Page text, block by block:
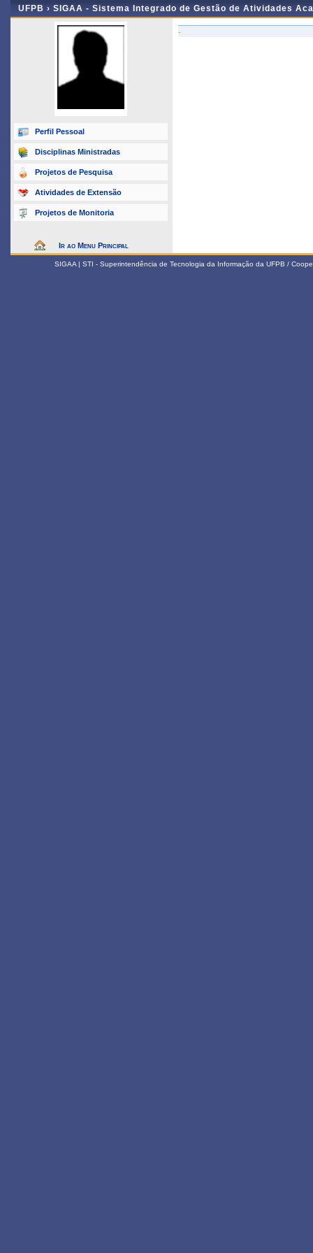
UFPB › SIGAA - Sistema Integrado de Gestão de Atividades
Perfil Pessoal
Disciplinas Ministradas
Projetos de Pesquisa
Atividades de Extensão
Projetos de Monitoria
Ir ao Menu Principal
-
SIGAA | STI - Superintendência de Tecnologia da Informação da UFPB /